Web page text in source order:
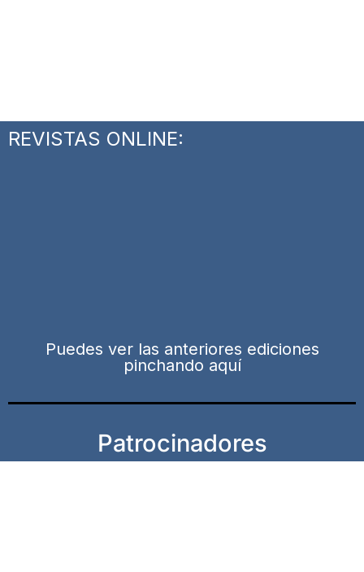
REVISTAS ONLINE:
Puedes ver las anteriores ediciones
pinchando aquí
Patrocinadores